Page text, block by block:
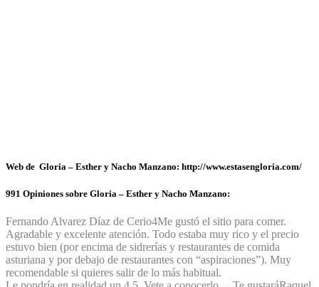
Web de Gloria – Esther y Nacho Manzano: http://www.estasengloria.com/
991 Opiniones sobre Gloria – Esther y Nacho Manzano:
Fernando Alvarez Díaz de Cerio4Me gustó el sitio para comer.
Agradable y excelente atención. Todo estaba muy rico y el precio
estuvo bien (por encima de sidrerías y restaurantes de comida
asturiana y por debajo de restaurantes con “aspiraciones”). Muy
recomendable si quieres salir de lo más habitual.